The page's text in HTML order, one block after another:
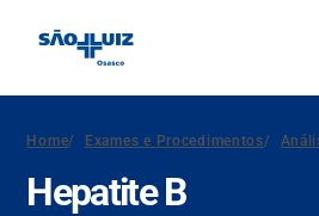
Home/ Exames e Procedimentos/
Hepatite B